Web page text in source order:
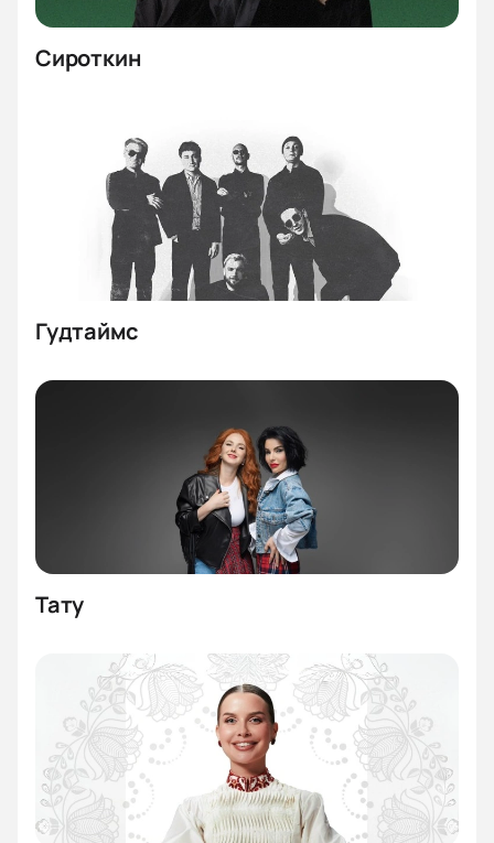
Сироткин
Гудтаймс
Тату